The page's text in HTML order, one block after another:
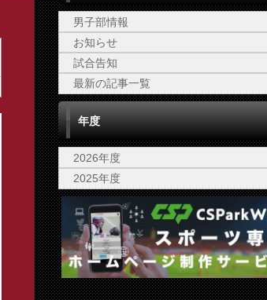
男子部情報
お知らせ
試合告知
最新の記事一覧
年度
2026年度
2025年度